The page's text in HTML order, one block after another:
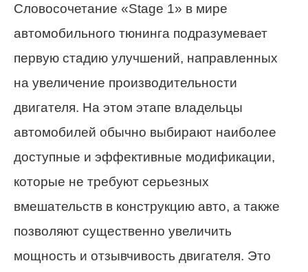
Словосочетание «Stage 1» в мире
автомобильного тюнинга подразумевает
первую стадию улучшений, направленных
на увеличение производительности
двигателя. На этом этапе владельцы
автомобилей обычно выбирают наиболее
доступные и эффективные модификации,
которые не требуют серьезных
вмешательств в конструкцию авто, а также
позволяют существенно увеличить
мощность и отзывчивость двигателя. Это